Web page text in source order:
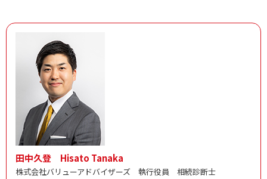
田中久登 Hisato Tanaka
株式会社バリューアドバイザーズ 執行役員 相続診断士